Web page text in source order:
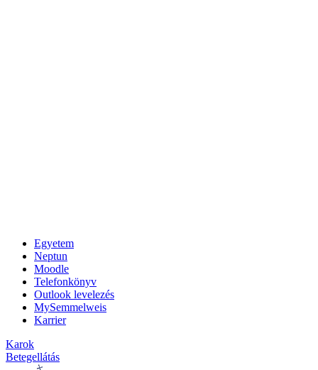
Egyetem
Neptun
Moodle
Telefonkönyv
Outlook levelezés
MySemmelweis
Karrier
Karok
Betegellátás